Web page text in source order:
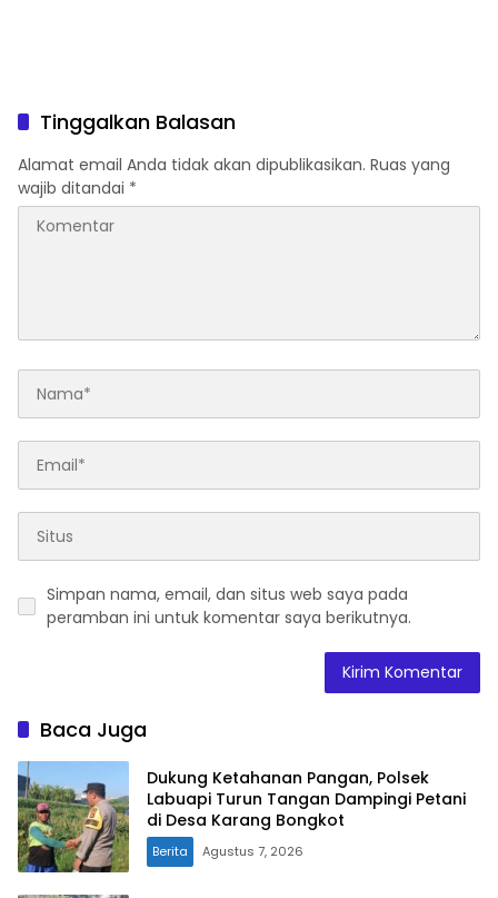
Tinggalkan Balasan
Alamat email Anda tidak akan dipublikasikan. Ruas yang
wajib ditandai *
Simpan nama, email, dan situs web saya pada
peramban ini untuk komentar saya berikutnya.
Baca Juga
Dukung Ketahanan Pangan, Polsek
Labuapi Turun Tangan Dampingi Petani
di Desa Karang Bongkot
Berita Agustus 7, 2026